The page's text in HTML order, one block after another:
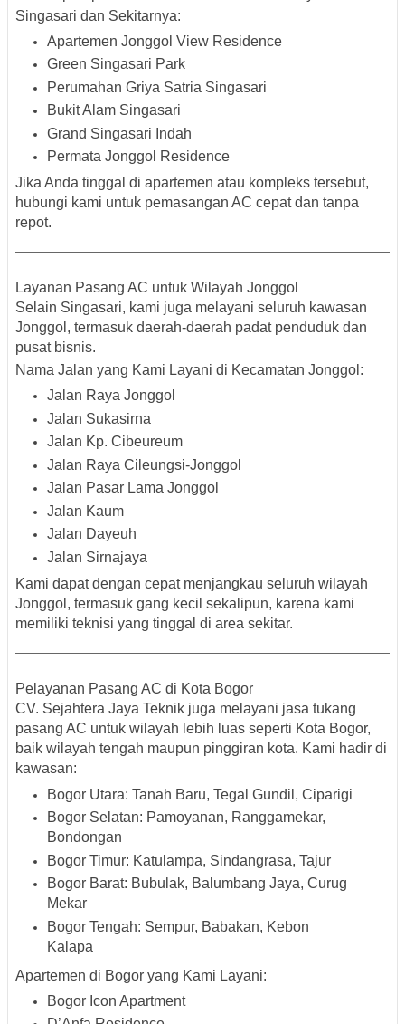
Singasari dan Sekitarnya:
Apartemen Jonggol View Residence
Green Singasari Park
Perumahan Griya Satria Singasari
Bukit Alam Singasari
Grand Singasari Indah
Permata Jonggol Residence
Jika Anda tinggal di apartemen atau kompleks tersebut,
hubungi kami untuk pemasangan AC cepat dan tanpa
repot.
Layanan Pasang AC untuk Wilayah Jonggol
Selain Singasari, kami juga melayani seluruh kawasan
Jonggol , termasuk daerah-daerah padat penduduk dan
pusat bisnis.
Nama Jalan yang Kami Layani di Kecamatan Jonggol:
Jalan Raya Jonggol
Jalan Sukasirna
Jalan Kp. Cibeureum
Jalan Raya Cileungsi-Jonggol
Jalan Pasar Lama Jonggol
Jalan Kaum
Jalan Dayeuh
Jalan Sirnajaya
Kami dapat dengan cepat menjangkau seluruh wilayah
Jonggol, termasuk gang kecil sekalipun, karena kami
memiliki teknisi yang tinggal di area sekitar.
Pelayanan Pasang AC di Kota Bogor
CV. Sejahtera Jaya Teknik juga melayani jasa tukang
pasang AC untuk wilayah lebih luas seperti Kota Bogor,
baik wilayah tengah maupun pinggiran kota. Kami hadir di
kawasan:
Bogor Utara: Tanah Baru, Tegal Gundil, Ciparigi
Bogor Selatan: Pamoyanan, Ranggamekar,
Bondongan
Bogor Timur: Katulampa, Sindangrasa, Tajur
Bogor Barat: Bubulak, Balumbang Jaya, Curug
Mekar
Bogor Tengah: Sempur, Babakan, Kebon
Kalapa
Apartemen di Bogor yang Kami Layani:
Bogor Icon Apartment